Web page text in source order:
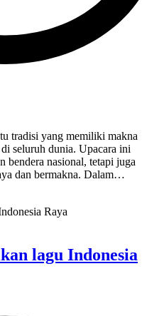
tradisi yang memiliki makna
seluruh dunia. Upacara ini
bendera nasional, tetapi juga
dan bermakna. Dalam…
lagu Indonesia